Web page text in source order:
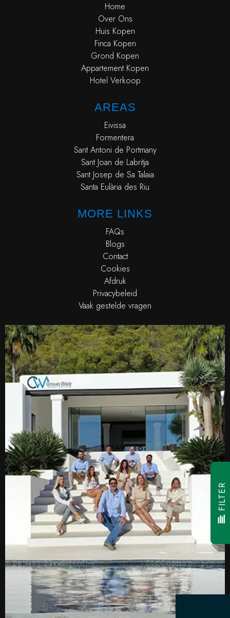
Home
Over Ons
Huis Kopen
Finca Kopen
Grond Kopen
Appartement Kopen
Hotel Verkoop
AREAS
Eivissa
Formentera
Sant Antoni de Portmany
Sant Joan de Labritja
Sant Josep de Sa Talaia
Santa Eulària des Riu
MORE LINKS
FAQs
Blogs
Contact
Cookies
Afdruk
Privacybeleid
Vaak gestelde vragen
FILTER